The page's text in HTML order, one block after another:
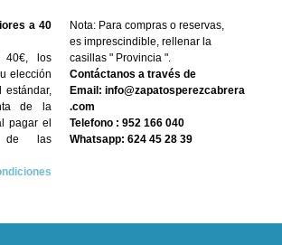
a 40
40€, los
elección
estándar,
de la
pagar el
de las
Nota: Para compras o reservas,
es imprescindible, rellenar la
casillas " Provincia ".
Contáctanos a través de
Email: info@zapatosperezcabrera
.com
Telefono : 952 166 040
Whatsapp: 624 45 28 39